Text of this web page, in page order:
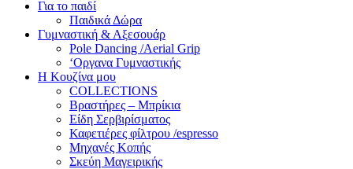
Για το παιδί
Παιδικά Δώρα
Γυμναστική & Αξεσουάρ
Pole Dancing /Aerial Grip
‘Οργανα Γυμναστικής
Η Κουζίνα μου
COLLECTIONS
Βραστήρες – Μπρίκια
Είδη Σερβιρίσματος
Καφετιέρες φίλτρου /espresso
Μηχανές Κοπής
Σκεύη Μαγειρικής